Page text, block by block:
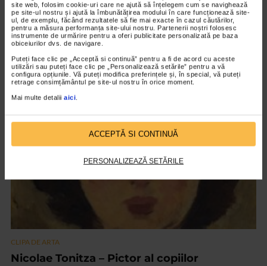
site web, folosim cookie-uri care ne ajută să înțelegem cum se navighează
pe site-ul nostru și ajută la îmbunătățirea modului în care funcționează site-
ul, de exemplu, făcând rezultatele să fie mai exacte în cazul căutărilor,
pentru a măsura performanța site-ului nostru. Partenerii noștri folosesc
instrumente de urmărire pentru a oferi publicitate personalizată pe baza
obiceiurilor dvs. de navigare.
Puteți face clic pe „Acceptă si continuă” pentru a fi de acord cu aceste
utilizări sau puteți face clic pe „Personalizează setările” pentru a vă
configura opțiunile. Vă puteți modifica preferințele și, în special, vă puteți
retrage consimțământul pe site-ul nostru în orice moment.
Mai multe detalii aici
ACCEPTĂ SI CONTINUĂ
PERSONALIZEAZĂ SETĂRILE
CLIPA DE ARTA
ARTS and ARTISTS. Floriama Cândea –
„Invisible Garden #2”
145 vizualizari
CLIPA DE ARTA
Nicolae Tonitza – Pictor al copiilor